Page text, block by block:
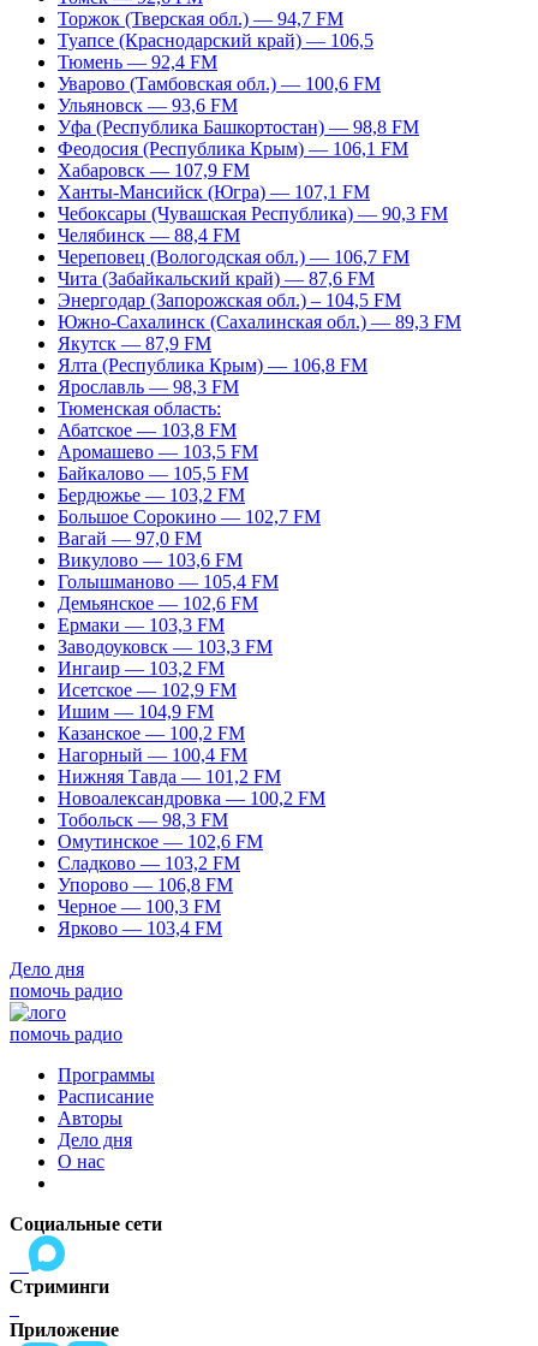
Торжок (Тверская обл.) — 94,7 FM
Туапсе (Краснодарский край) — 106,5
Тюмень — 92,4 FM
Уварово (Тамбовская обл.) — 100,6 FM
Ульяновск — 93,6 FM
Уфа (Республика Башкортостан) — 98,8 FM
Феодосия (Республика Крым) — 106,1 FM
Хабаровск — 107,9 FM
Ханты-Мансийск (Югра) — 107,1 FM
Чебоксары (Чувашская Республика) — 90,3 FM
Челябинск — 88,4 FM
Череповец (Вологодская обл.) — 106,7 FM
Чита (Забайкальский край) — 87,6 FM
Энергодар (Запорожская обл.) – 104,5 FM
Южно-Сахалинск (Сахалинская обл.) — 89,3 FM
Якутск — 87,9 FM
Ялта (Республика Крым) — 106,8 FM
Ярославль — 98,3 FM
Тюменская область:
Абатское — 103,8 FM
Аромашево — 103,5 FM
Байкалово — 105,5 FM
Бердюжье — 103,2 FM
Большое Сорокино — 102,7 FM
Вагай — 97,0 FM
Викулово — 103,6 FM
Голышманово — 105,4 FM
Демьянское — 102,6 FM
Ермаки — 103,3 FM
Заводоуковск — 103,3 FM
Ингаир — 103,2 FM
Исетское — 102,9 FM
Ишим — 104,9 FM
Казанское — 100,2 FM
Нагорный — 100,4 FM
Нижняя Тавда — 101,2 FM
Новоалександровка — 100,2 FM
Тобольск — 98,3 FM
Омутинское — 102,6 FM
Сладково — 103,2 FM
Упорово — 106,8 FM
Черное — 100,3 FM
Ярково — 103,4 FM
Дело дня
помочь радио
помочь радио
Программы
Расписание
Авторы
Дело дня
О нас
Социальные сети
Стриминги
Приложение